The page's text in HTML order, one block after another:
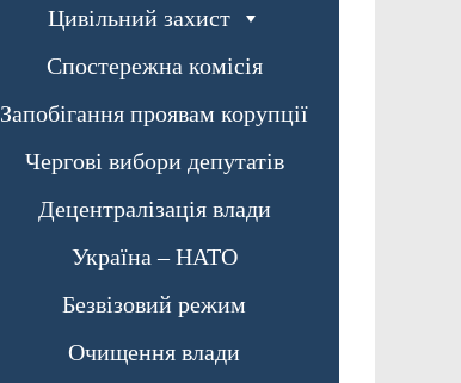
Цивільний захист
Спостережна комісія
Запобігання проявам корупції
Чергові вибори депутатів
Децентралізація влади
Україна – НАТО
Безвізовий режим
Очищення влади